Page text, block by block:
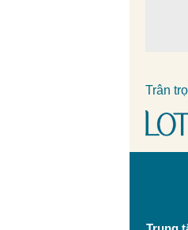
Trân